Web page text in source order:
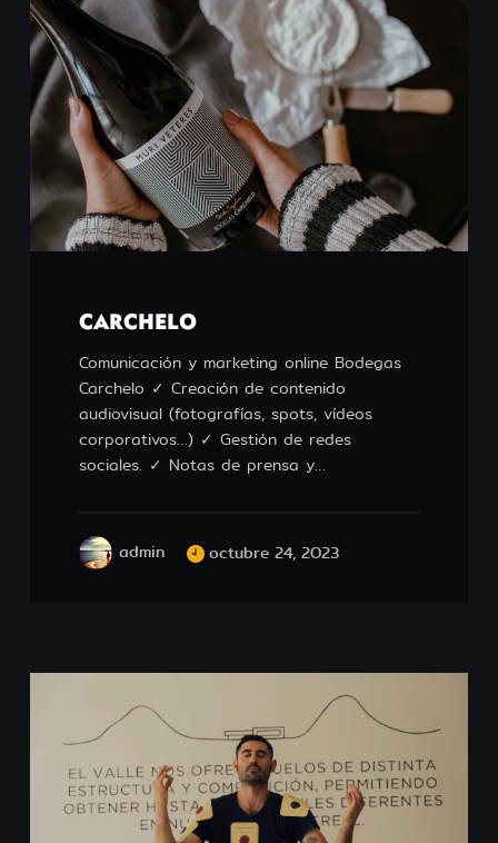
CARCHELO
Comunicación y marketing online Bodegas
Carchelo ✓ Creación de contenido
audiovisual (fotografías, spots, vídeos
corporativos…) ✓ Gestión de redes
sociales. ✓ Notas de prensa y…
admin octubre 24, 2023